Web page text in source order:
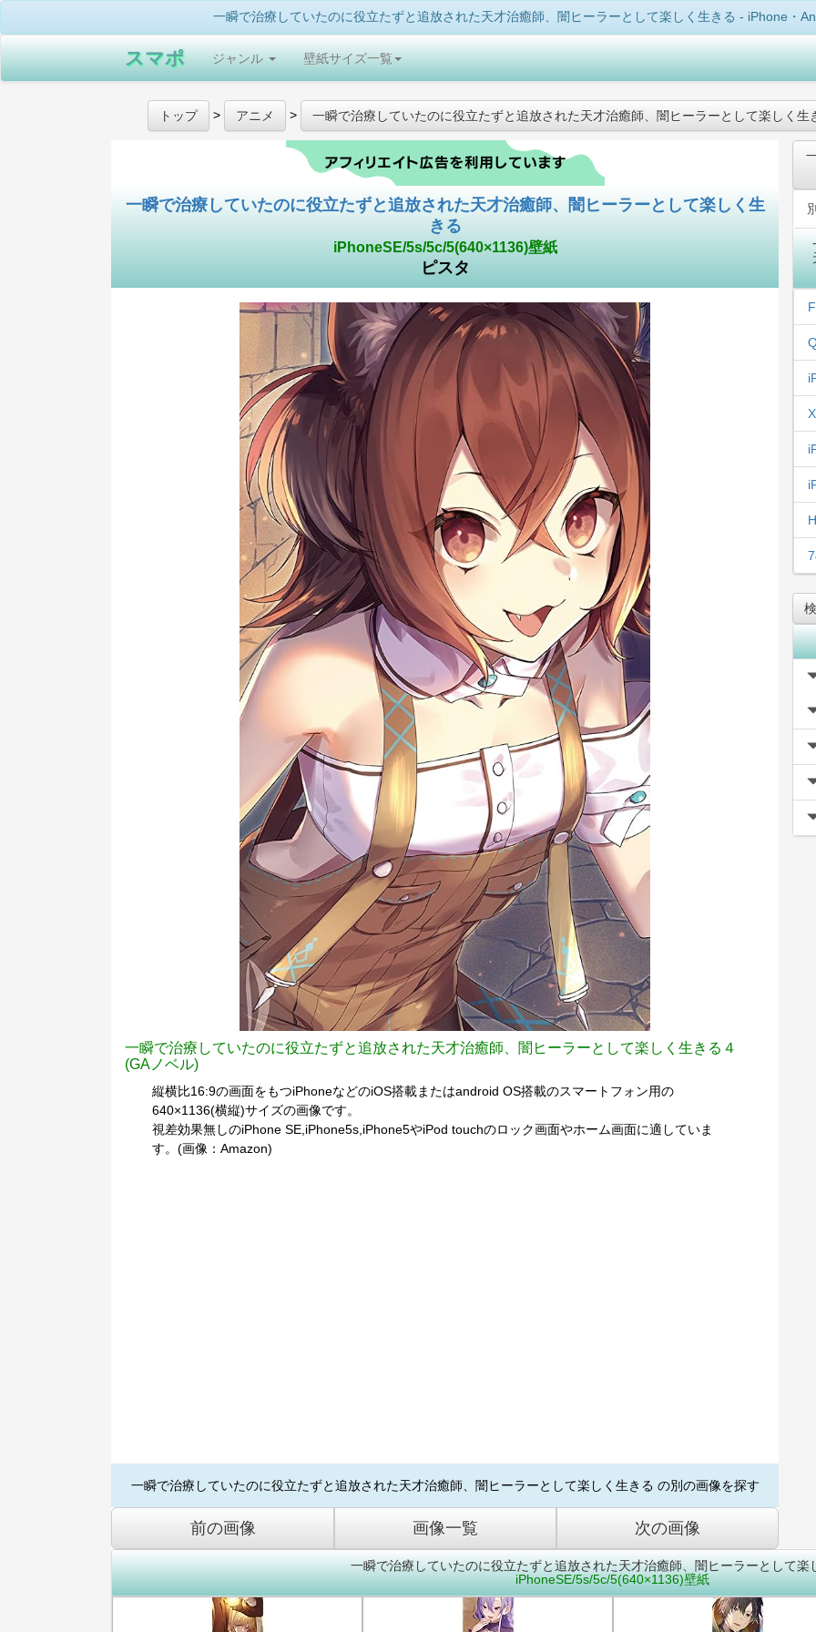
一瞬で治療していたのに役立たずと追放された天才治癒師、闇ヒーラーとして楽しく生きる - iPhone・
スマポ ジャンル 壁紙サイズ一覧
トップ > アニメ > 一瞬で治療していたのに役立たずと追放された天才治癒師、闇ヒーラーとして楽しく生
一瞬で治療していたのに役立たずと追放された天才治癒師、闇ヒーラーとして楽しく生
きる
iPhoneSE/5s/5c/5(640×1136)壁紙
ピスタ
一瞬で治療していたのに役立たずと追放された天才治癒師、闇ヒーラーとして楽しく生きる４
(GAノベル)
縦横比16:9の画面をもつiPhoneなどのiOS搭載またはandroid OS搭載のスマートフォン用の
640×1136(横縦)サイズの画像です。
視差効果無しのiPhone SE,iPhone5s,iPhone5やiPod touchのロック画面やホーム画面に適していま
す。(画像：Amazon)
一瞬で治療していたのに役立たずと追放された天才治癒師、闇ヒーラーとして楽しく生きる の別の画像を探す
前の画像 画像一覧 次の画像
一瞬で治療していたのに役立たずと追放された天才治癒師、闇ヒーラーとして楽
iPhoneSE/5s/5c/5(640×1136)壁紙